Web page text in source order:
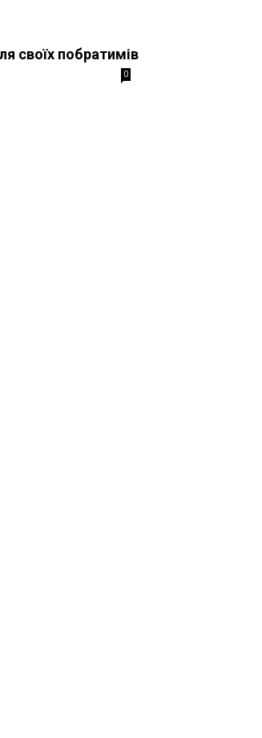
своїх побратимів
0